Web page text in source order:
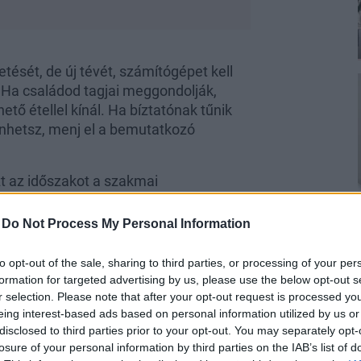
Do Not Process My Personal Information
opt-out of the sale, sharing to third parties, or processing of your
for targeted advertising by us, please use the below opt-out
selection. Please note that after your opt-out request is processed
interest-based ads based on personal information utilized by us
to third parties prior to your opt-out. You may separately
of your personal information by third parties on the IAB’s list of
de új tévét, számítógépet kell
családod tagjai meggondolják,
étellel kínál. Ha bíztatónak tűnik
menj el a bemutatkozó
az időszakot a szakmai
vagy akár a munkakörödről
megfizeti a munkádat. De ne hagyd,
drágább kocsit vegyél, mint amit
másikkal meg elvesz. Ha épp hogy
magad,ne bánkódj, de azt se várd,
a pénzedért, és legyőzöd az
a területed, lesznek nyerő